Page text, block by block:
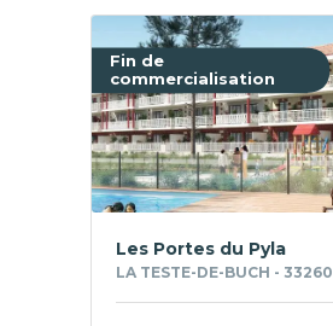
Fin de
commercialisation
Les Portes du Pyla
LA TESTE-DE-BUCH - 33260